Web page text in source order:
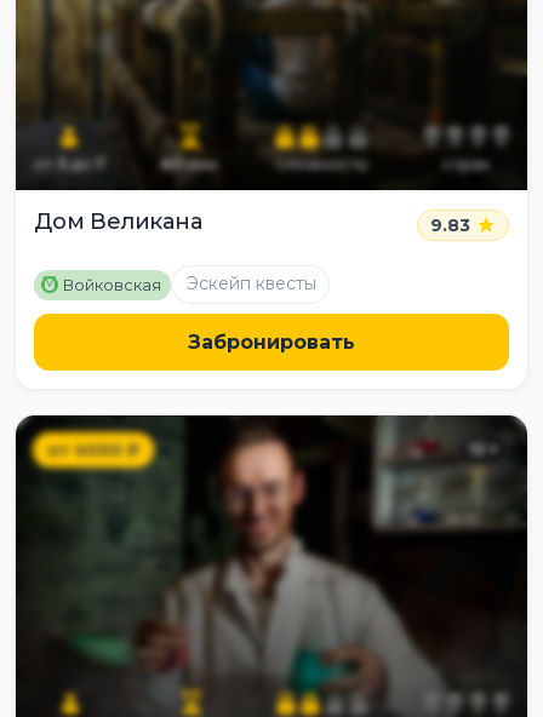
от до 60мин сложность страх
Дом Великана 9.83
M Войковская Эскейп квесты
Забронировать
от4000₽ 12 +